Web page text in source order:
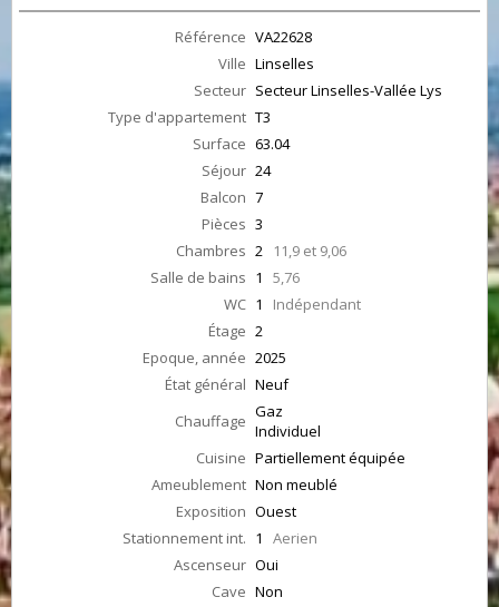
Référence VA22628
Ville Linselles
Secteur Secteur Linselles-Vallée Lys
Type d'appartement T3
Surface 63.04
Séjour 24
Balcon 7
Pièces 3
Chambres 2
11,9 et 9,06
Salle de bains 1 5,76
WC 1 Indépendant
Étage 2
Epoque, année 2025
État général Neuf
Chauffage Gaz
Individuel
Cuisine Partiellement équipée
Ameublement Non meublé
Exposition Ouest
Stationnement int. 1 Aerien
Ascenseur Oui
Cave Non